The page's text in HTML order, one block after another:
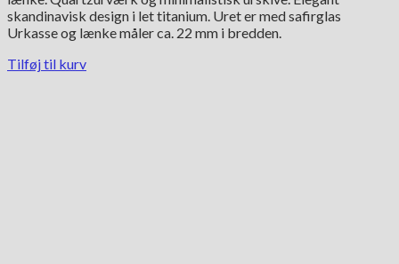
6,495.00 kr..3,250.00 kr..
skandinavisk design i let titanium. Uret er med safirglas
Urkasse og lænke måler ca. 22 mm i bredden.
Tilføj til kurv